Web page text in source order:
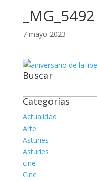
_MG_5492
7 mayo 2023
Buscar
Categorías
Actualidad
Arte
Asturies
Asturies
cine
Cine